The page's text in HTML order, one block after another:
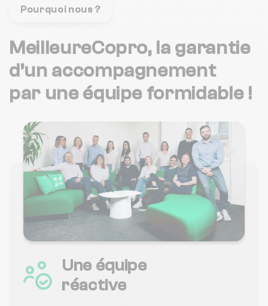
Pourquoi nous ?
MeilleureCopro, la garantie
d’un accompagnement
par une équipe formidable !
Une équipe
réactive